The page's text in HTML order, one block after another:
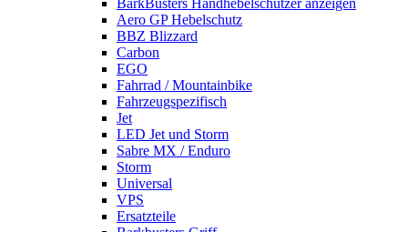
BarkBusters Handhebelschützer anzeigen
Aero GP Hebelschutz
BBZ Blizzard
Carbon
EGO
Fahrrad / Mountainbike
Fahrzeugspezifisch
Jet
LED Jet und Storm
Sabre MX / Enduro
Storm
Universal
VPS
Ersatzteile